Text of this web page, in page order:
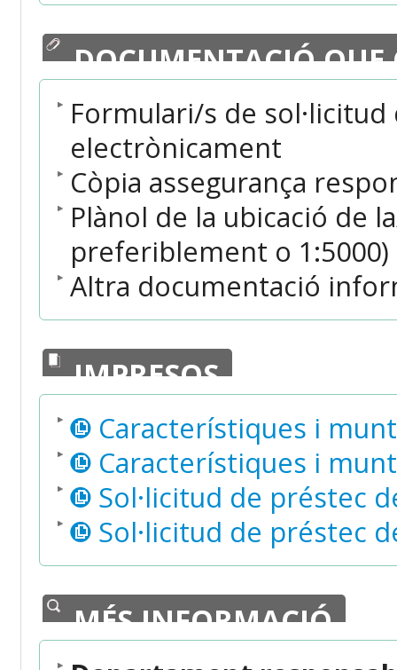
DOCUMENTACIÓ QUE
Formulari/s de
electrònicament
Còpia assegurança
Plànol de la ubicació de
preferiblement o 1:5000)
Altra documentació
IMPRESOS
Característiques i
Característiques i
Sol·licitud de préstec
Sol·licitud de préstec
MÉS INFORMACIÓ